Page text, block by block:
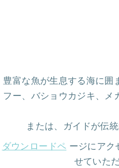
豊富な魚が生息する海に囲
フー、バショウカジキ、
または、ガイドが伝
ダウンロードペ ージにア
せていた